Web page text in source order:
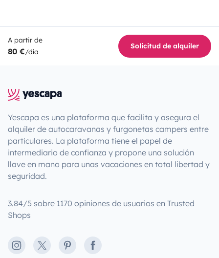
A partir de
80 €/día
Solicitud de alquiler
Yescapa es una plataforma que facilita y asegura el
alquiler de autocaravanas y furgonetas campers entre
particulares. La plataforma tiene el papel de
intermediario de confianza y propone una solución
llave en mano para unas vacaciones en total libertad y
seguridad.
3.84/5 sobre 1170 opiniones de usuarios en Trusted
Shops
Instagram
X PinterestFacebook